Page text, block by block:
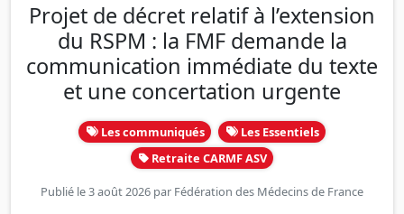
Projet de décret relatif à l’extension
du RSPM : la FMF demande la
communication immédiate du texte
et une concertation urgente
Les communiqués
Les Essentiels
Retraite CARMF ASV
Publié le 3 août 2026 par Fédération des Médecins de France